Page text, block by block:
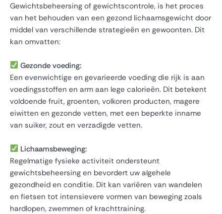
Gewichtsbeheersing of gewichtscontrole, is het proces
van het behouden van een gezond lichaamsgewicht door
middel van verschillende strategieën en gewoonten. Dit
kan omvatten:
Gezonde voeding:
Een evenwichtige en gevarieerde voeding die rijk is aan
voedingsstoffen en arm aan lege calorieën. Dit betekent
voldoende fruit, groenten, volkoren producten, magere
eiwitten en gezonde vetten, met een beperkte inname
van suiker, zout en verzadigde vetten.
Lichaamsbeweging:
Regelmatige fysieke activiteit ondersteunt
gewichtsbeheersing en bevordert uw algehele
gezondheid en conditie. Dit kan variëren van wandelen
en fietsen tot intensievere vormen van beweging zoals
hardlopen, zwemmen of krachttraining.